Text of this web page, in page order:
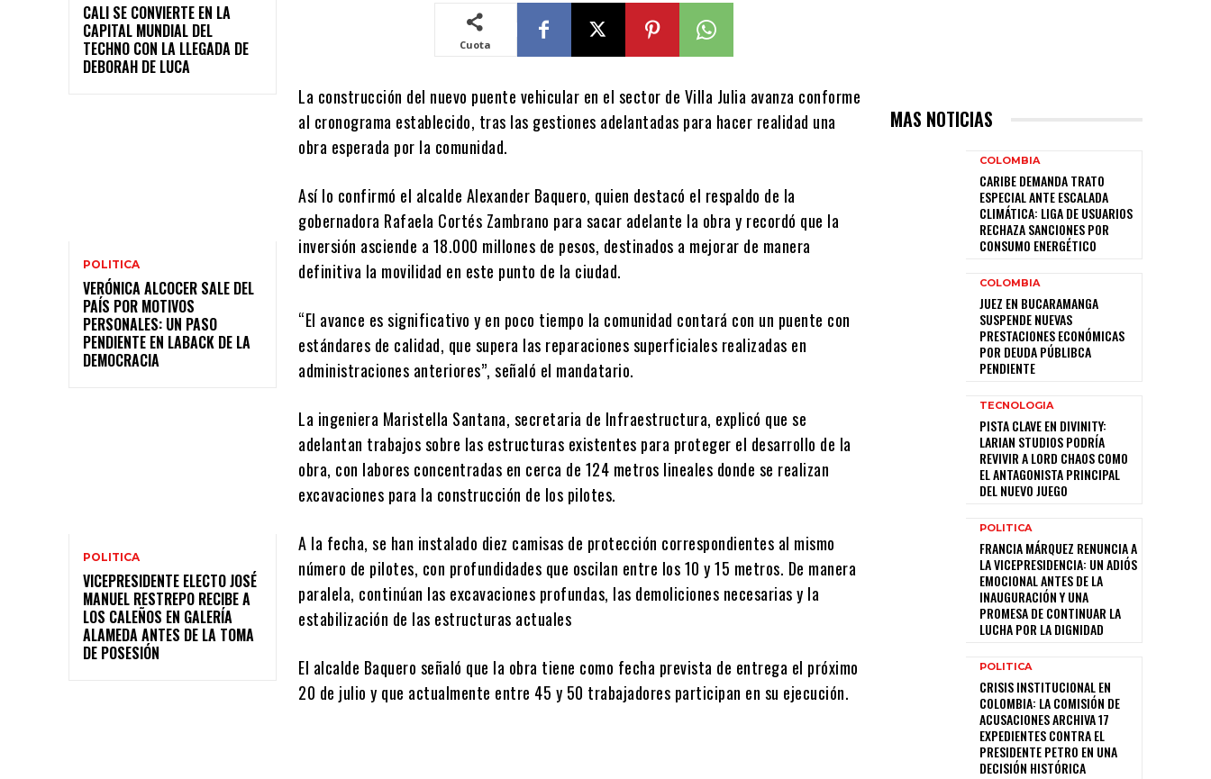
CALI SE CONVIERTE EN LA
CAPITAL MUNDIAL DEL
TECHNO CON LA LLEGADA DE
DEBORAH DE LUCA
POLITICA
VERÓNICA ALCOCER SALE DEL
PAÍS POR MOTIVOS
PERSONALES: UN PASO
PENDIENTE EN LABACK DE LA
DEMOCRACIA
POLITICA
VICEPRESIDENTE ELECTO JOSÉ
MANUEL RESTREPO RECIBE A
LOS CALEÑOS EN GALERÍA
ALAMEDA ANTES DE LA TOMA
DE POSESIÓN
Cuota
La construcción del nuevo puente vehicular en el sector de Villa Julia avanza conforme
al cronograma establecido, tras las gestiones adelantadas para hacer realidad una
obra esperada por la comunidad.
Así lo confirmó el alcalde Alexander Baquero, quien destacó el respaldo de la
gobernadora Rafaela Cortés Zambrano para sacar adelante la obra y recordó que la
inversión asciende a 18.000 millones de pesos, destinados a mejorar de manera
definitiva la movilidad en este punto de la ciudad.
“El avance es significativo y en poco tiempo la comunidad contará con un puente con
estándares de calidad, que supera las reparaciones superficiales realizadas en
administraciones anteriores”, señaló el mandatario.
La ingeniera Maristella Santana, secretaria de Infraestructura, explicó que se
adelantan trabajos sobre las estructuras existentes para proteger el desarrollo de la
obra, con labores concentradas en cerca de 124 metros lineales donde se realizan
excavaciones para la construcción de los pilotes.
A la fecha, se han instalado diez camisas de protección correspondientes al mismo
número de pilotes, con profundidades que oscilan entre los 10 y 15 metros. De manera
paralela, continúan las excavaciones profundas, las demoliciones necesarias y la
estabilización de las estructuras actuales
El alcalde Baquero señaló que la obra tiene como fecha prevista de entrega el próximo
20 de julio y que actualmente entre 45 y 50 trabajadores participan en su ejecución.
MAS NOTICIAS
COLOMBIA
CARIBE DEMANDA TRATO
ESPECIAL ANTE ESCALADA
CLIMÁTICA: LIGA DE USUARIOS
RECHAZA SANCIONES POR
CONSUMO ENERGÉTICO
COLOMBIA
JUEZ EN BUCARAMANGA
SUSPENDE NUEVAS
PRESTACIONES ECONÓMICAS
POR DEUDA PÚBLIBCA
PENDIENTE
TECNOLOGIA
PISTA CLAVE EN DIVINITY:
LARIAN STUDIOS PODRÍA
REVIVIR A LORD CHAOS COMO
EL ANTAGONISTA PRINCIPAL
DEL NUEVO JUEGO
POLITICA
FRANCIA MÁRQUEZ RENUNCIA A
LA VICEPRESIDENCIA: UN ADIÓS
EMOCIONAL ANTES DE LA
INAUGURACIÓN Y UNA
PROMESA DE CONTINUAR LA
LUCHA POR LA DIGNIDAD
POLITICA
CRISIS INSTITUCIONAL EN
COLOMBIA: LA COMISIÓN DE
ACUSACIONES ARCHIVA 17
EXPEDIENTES CONTRA EL
PRESIDENTE PETRO EN UNA
DECISIÓN HISTÓRICA